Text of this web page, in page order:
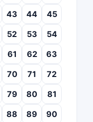
43 44
45
52 53
54
61 62
63
70 71
72
79 80
81
88 89
90